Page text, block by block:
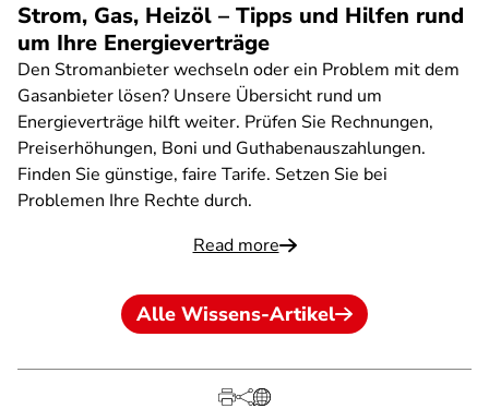
Strom, Gas, Heizöl – Tipps und Hilfen rund
um Ihre Energieverträge
Den Stromanbieter wechseln oder ein Problem mit dem
Gasanbieter lösen? Unsere Übersicht rund um
Energieverträge hilft weiter. Prüfen Sie Rechnungen,
Preiserhöhungen, Boni und Guthabenauszahlungen.
Finden Sie günstige, faire Tarife. Setzen Sie bei
Problemen Ihre Rechte durch.
Read more
Alle Wissens-Artikel